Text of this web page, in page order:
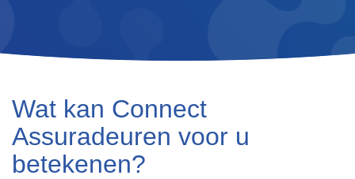
Wat kan Connect
Assuradeuren voor u
betekenen?